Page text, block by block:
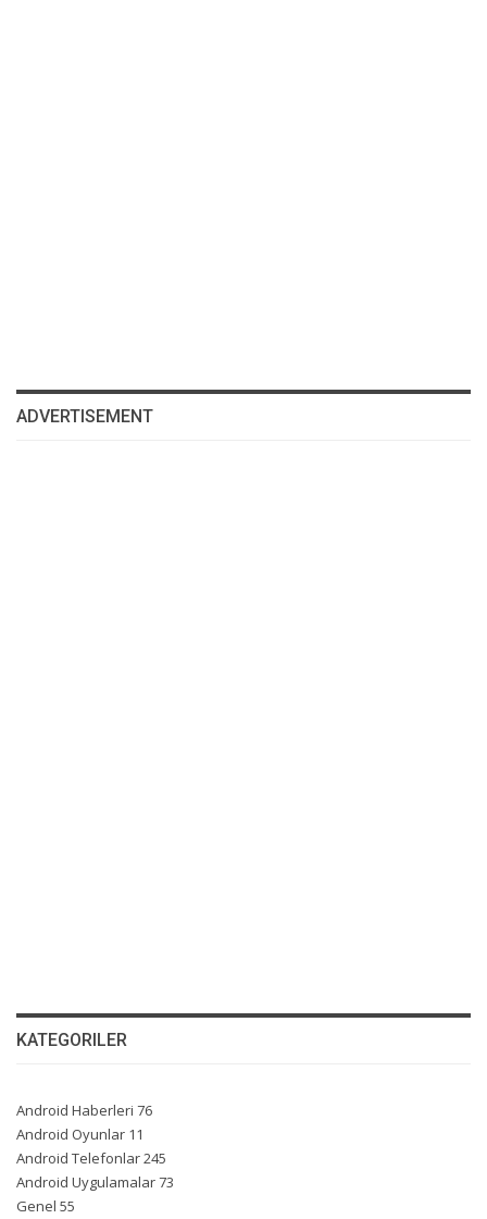
ADVERTISEMENT
KATEGORILER
Android Haberleri 76
Android Oyunlar 11
Android Telefonlar245
Android Uygulamalar73
Genel 55